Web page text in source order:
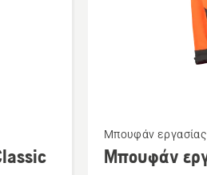
περισσότερες
λεπτομέρειες
Μπουφάν εργασίας
Μπουφάν